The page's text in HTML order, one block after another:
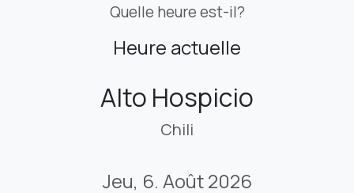
Quelle heure est-il?
Heure actuelle
Alto Hospicio
Chili
Jeu, 6. Août 2026